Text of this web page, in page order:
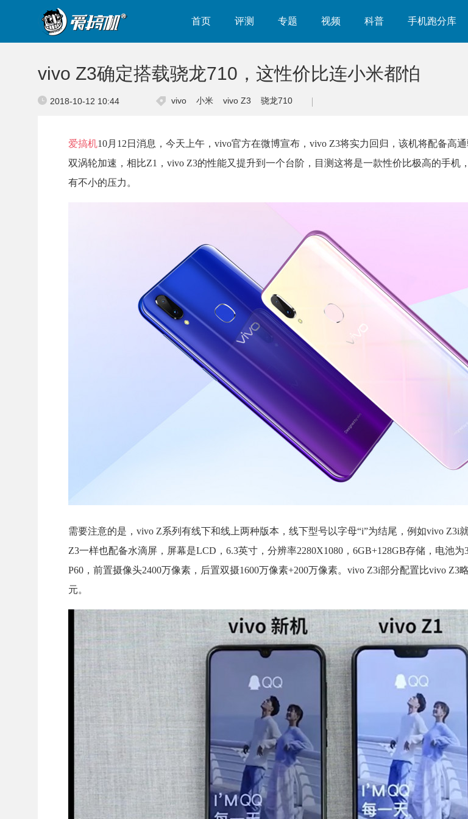
首页 评测 专题 视频 科普 手机跑分库
vivo Z3确定搭载骁龙710，这性价比连小米都怕
2018-10-12 10:44 vivo 小米 vivo Z3 骁龙710
爱搞机10月12日消息，今天上午，vivo官方在微博宣布，vivo Z3将实力回归，该机将配备高
双涡轮加速，相比Z1，vivo Z3的性能又提升到一个台阶，目测这将是一款性价比极高的手机
有不小的压力。
需要注意的是，vivo Z系列有线下和线上两种版本，线下型号以字母“i”为结尾，例如vivo Z3i
Z3一样也配备水滴屏，屏幕是LCD，6.3英寸，分辨率2280X1080，6GB+128GB存储，电池
P60，前置摄像头2400万像素，后置双摄1600万像素+200万像素。vivo Z3i部分配置比vivo Z3
元。